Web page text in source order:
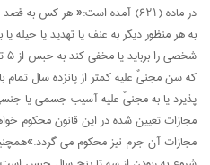
در ماده (۶۲۱) آمده است:« هر کس به
به هر منظور دیگر به عنف یا تهدید یا حیله
که سن مجنیٌ علیه کمتر از پانزده سال تمام
پذیرد یا به مجنیٌ علیه آسیب جسمی یا
مجازات تعیین شده در این قانون محکوم
مجازات آن جرم نیز محکوم می